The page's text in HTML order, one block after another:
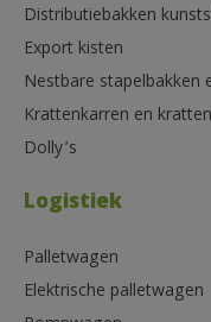
Distributiebakken
Export kisten
Nestbare stapelbakken
Krattenkarren en
Dolly’s
Logistiek
Palletwagen
Elektrische palletwagen